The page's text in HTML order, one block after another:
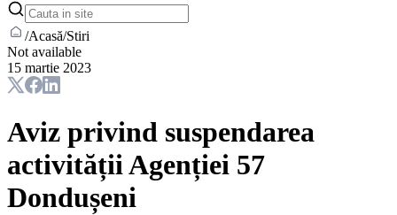
/Acasă/Stiri
Not available
15 martie 2023
Aviz privind suspendarea
activității Agenției 57
Dondușeni